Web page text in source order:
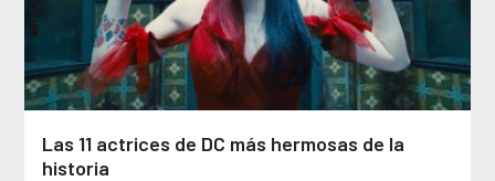
Las 11 actrices de DC más hermosas de la
historia